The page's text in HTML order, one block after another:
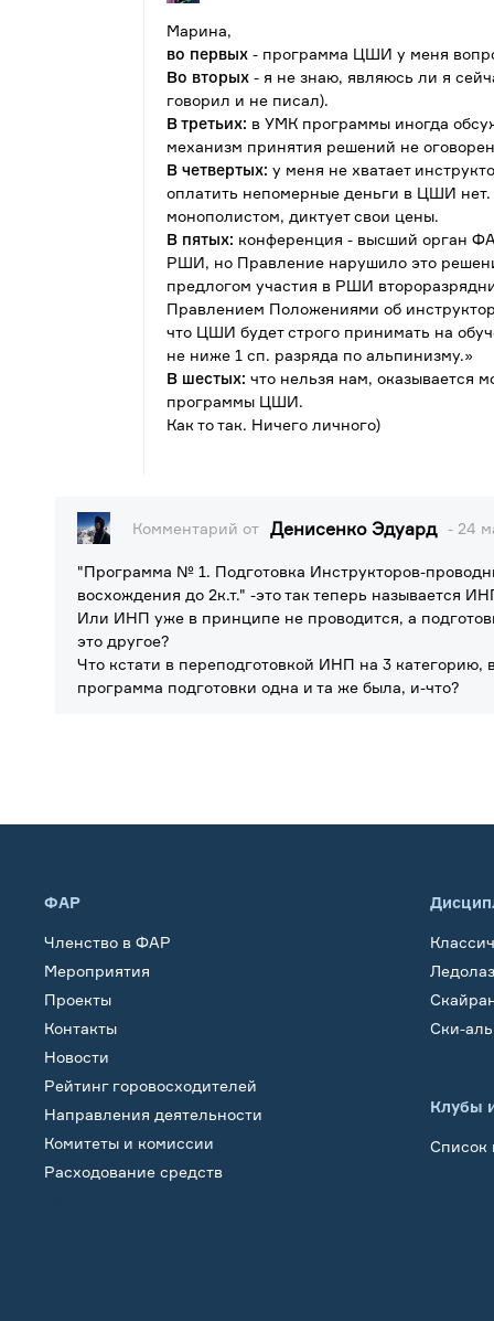
Марина,
во первых - программа ЦШИ у меня
Во вторых - я не знаю, являюсь ли я
говорил и не писал).
В третьих: в УМК программы иногда
механизм принятия решений не
В четвертых: у меня не хватает
оплатить непомерные деньги в ЦШИ
монополистом, диктует свои цены.
В пятых: конференция - высший орган
РШИ, но Правление нарушило это
предлогом участия в РШИ
Правлением Положениями об
что ЦШИ будет строго принимать на
не ниже 1 сп. разряда по альпинизму.»
В шестых: что нельзя нам, оказывается
программы ЦШИ.
Как то так. Ничего личного)
Комментарий от Денисенко Эдуард - 24
"Программа № 1. Подготовка Инструкторов-
восхождения до 2к.т." -это так теперь называется
Или ИНП уже в принципе не проводится, а
это другое?
Что кстати в переподготовкой ИНП на 3
программа подготовки одна и та же была, и-что?
ФАР
Членство в ФАР
Мероприятия
Проекты
Контакты
Новости
Рейтинг горовосходителей
Направления деятельности
Комитеты и комиссии
Расходование средств
Ски-
Клубы
Список